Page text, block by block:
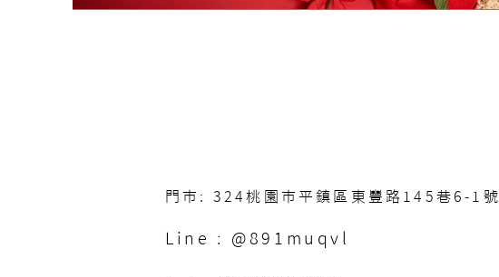
門市: 324桃園市平鎮區東豐路145巷6-1號
Line : @891muqvl